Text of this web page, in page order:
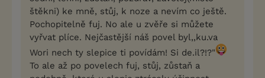
štěkni) ke mně, stůj, k noze a nevím co ještě.
Pochopitelně fuj. No ale u zvěře si můžete
vyřvat plíce. Nejčastější náš povel byl,,ku.va
Wori nech ty slepice ti povídám! Si de.il?!?"
To ale až po povelech fuj, stůj, zůstaň a